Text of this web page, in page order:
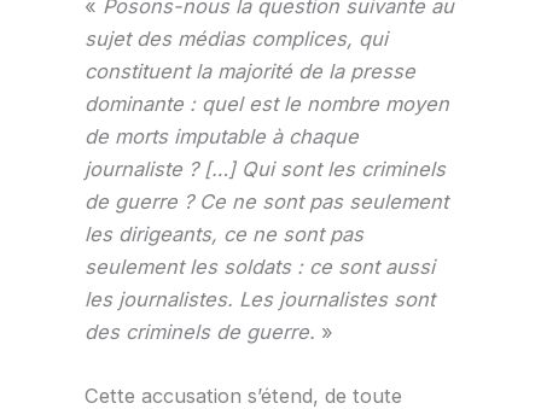
« Posons-nous la question suivante au
sujet des médias complices, qui
constituent la majorité de la presse
dominante : quel est le nombre moyen
de morts imputable à chaque
journaliste ? […] Qui sont les criminels
de guerre ? Ce ne sont pas seulement
les dirigeants, ce ne sont pas
seulement les soldats : ce sont aussi
les journalistes. Les journalistes sont
des criminels de guerre. »
Cette accusation s’étend, de toute